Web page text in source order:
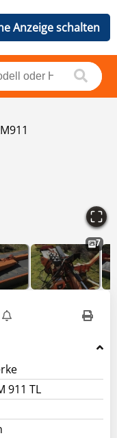
Anzeige schalten
7
911 TL